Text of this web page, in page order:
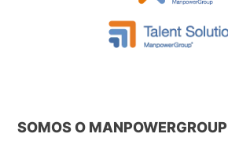
SOMOS O MANPOWERGROUP